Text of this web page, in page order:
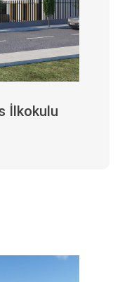
İlkokulu